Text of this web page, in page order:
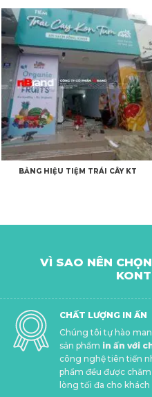
BẢNG HIỆU TIỆM TRÁI CÂY KT
VÌ SAO NÊN
CHẤT LƯỢNG IN ẤN
Chúng tôi tự hào
sản phẩm in ấn với
công nghệ tiên tiến
phẩm đều được
lòng tối đa cho khách